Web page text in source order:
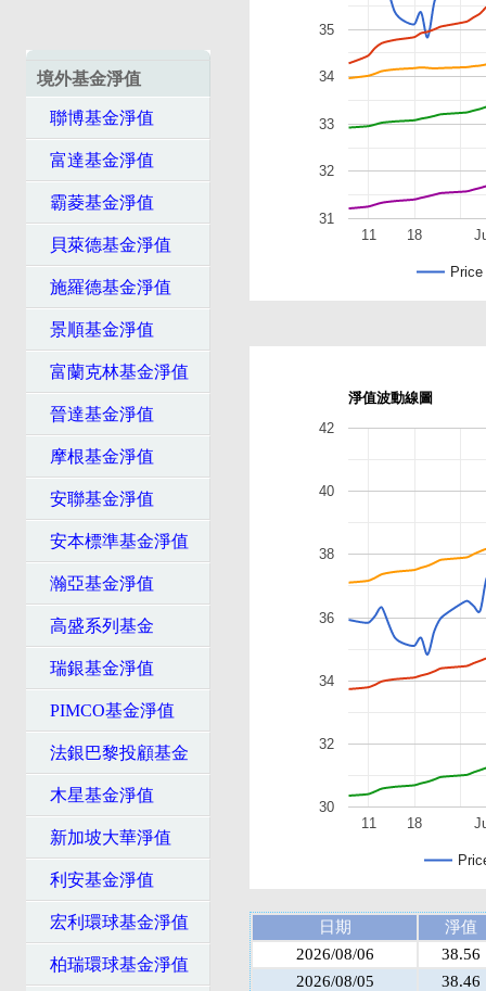
境外基金淨值
聯博基金淨值
富達基金淨值
霸菱基金淨值
貝萊德基金淨值
施羅德基金淨值
景順基金淨值
富蘭克林基金淨值
晉達基金淨值
摩根基金淨值
安聯基金淨值
安本標準基金淨值
瀚亞基金淨值
高盛系列基金
瑞銀基金淨值
PIMCO基金淨值
法銀巴黎投顧基金
木星基金淨值
新加坡大華淨值
利安基金淨值
宏利環球基金淨值
柏瑞環球基金淨值
Price
11 18
31
32
33
34
35
淨值波動線圖
11 18
30
32
34
36
38
40
42
日期
淨值
2026/08/06
38.56
2026/08/05
38.46